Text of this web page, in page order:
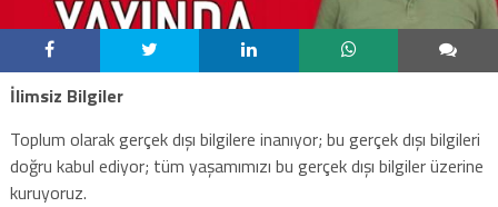
İlimsiz Bilgiler
Toplum olarak gerçek dışı bilgilere inanıyor; bu gerçek dışı bilgileri
doğru kabul ediyor; tüm yaşamımızı bu gerçek dışı bilgiler üzerine
kuruyoruz.